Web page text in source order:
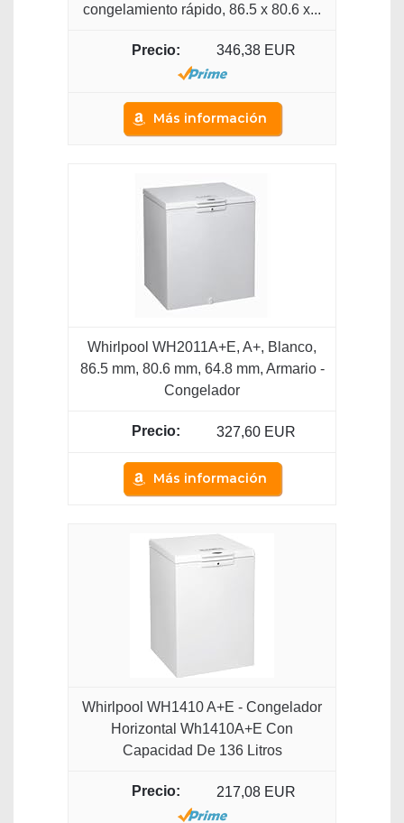
congelamiento rápido, 86.5 x 80.6 x...
346,38 EUR
Más información
Whirlpool WH2011A+E, A+, Blanco,
86.5 mm, 80.6 mm, 64.8 mm, Armario -
Congelador
327,60 EUR
Más información
Whirlpool WH1410 A+E - Congelador
Horizontal Wh1410A+E Con
Capacidad De 136 Litros
217,08 EUR